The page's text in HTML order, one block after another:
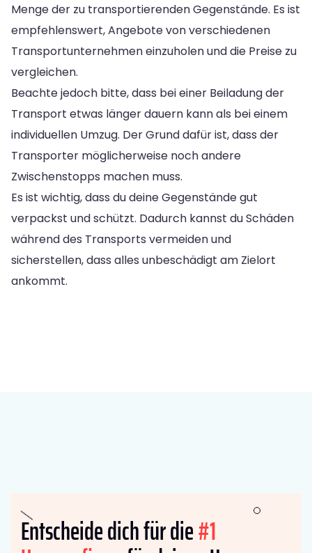
Menge der zu transportierenden Gegenstände. Es ist
empfehlenswert, Angebote von verschiedenen
Transportunternehmen einzuholen und die Preise zu
vergleichen.
Beachte jedoch bitte, dass bei einer Beiladung der
Transport etwas länger dauern kann als bei einem
individuellen Umzug. Der Grund dafür ist, dass der
Transporter möglicherweise noch andere
Zwischenstopps machen muss.
Es ist wichtig, dass du deine Gegenstände gut
verpackst und schützt. Dadurch kannst du Schäden
während des Transports vermeiden und
sicherstellen, dass alles unbeschädigt am Zielort
ankommt.
Entscheide dich für die#1